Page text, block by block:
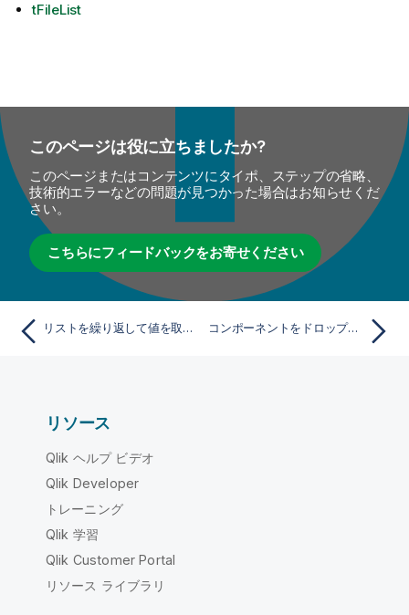
tFileList
このページは役に立ちましたか?
このページまたはコンテンツにタイポ、ステップの省略、
技術的エラーなどの問題が見つかった場合はお知らせくだ
さい。
こちらにフィードバックをお寄せください
リストを繰り返して値を取得する コンポーネントをドロップしてリンク
リソース
Qlik ヘルプ ビデオ
Qlik Developer
トレーニング
Qlik 学習
Qlik Customer Portal
リソース ライブラリ